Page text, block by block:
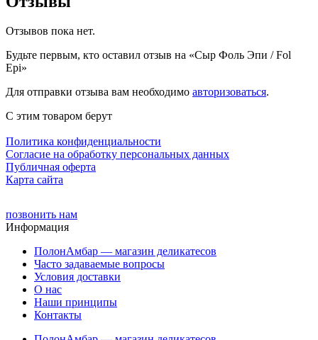
Отзывов пока нет.
Будьте первым, кто оставил отзыв на «Сыр Фоль Эпи / Fol
Epi»
Для отправки отзыва вам необходимо авторизоваться.
С этим товаром берут
Политика конфиденциальности
Cогласие на обработку персональных данных
Публичная оферта
Карта сайта
позвонить нам
Информация
ПолонАмбар — магазин деликатесов
Часто задаваемые вопросы
Условия доставки
О нас
Наши принципы
Контакты